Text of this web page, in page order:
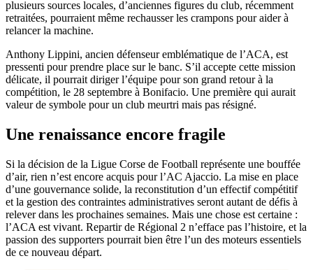
plusieurs sources locales, d’anciennes figures du club, récemment
retraitées, pourraient même rechausser les crampons pour aider à
relancer la machine.
Anthony Lippini, ancien défenseur emblématique de l’ACA, est
pressenti pour prendre place sur le banc. S’il accepte cette mission
délicate, il pourrait diriger l’équipe pour son grand retour à la
compétition, le 28 septembre à Bonifacio. Une première qui aurait
valeur de symbole pour un club meurtri mais pas résigné.
Une renaissance encore fragile
Si la décision de la Ligue Corse de Football représente une bouffée
d’air, rien n’est encore acquis pour l’AC Ajaccio. La mise en place
d’une gouvernance solide, la reconstitution d’un effectif compétitif
et la gestion des contraintes administratives seront autant de défis à
relever dans les prochaines semaines. Mais une chose est certaine :
l’ACA est vivant. Repartir de Régional 2 n’efface pas l’histoire, et la
passion des supporters pourrait bien être l’un des moteurs essentiels
de ce nouveau départ.